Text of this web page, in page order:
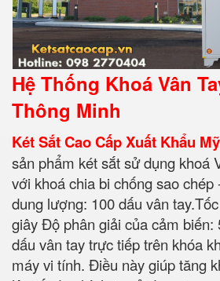
Hệ Thống Khoá Vân
Thông Minh
Két Sắt Cao Cấp Xuất Khẩu
sản phẩm két sắt sử dụng khoá
với khoá chia bi chống sao chép
dung lượng: 100 dấu vân
giây Độ phân giải của cảm biến:
dấu vân tay trực tiếp trên khóa
máy vi tính. Điều này giúp tăng